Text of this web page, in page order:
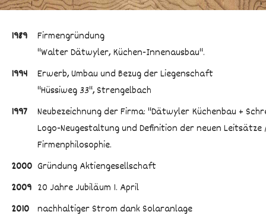
Solaranlage
Tisch & Bank
Terrasse
Gartenhaus
Kinder
1989
Firmengründung
"Walter Dätwyler, Küchen-Innenausbau".
1994
Erwerb, Umbau und Bezug der Liegenschaft
"Hüssiweg 33", Strengelbach
1997
Neubezeichnung der Firma: "Dätwyler Küchenbau +
Logo-Neugestaltung und Definition der neuen Leitsätze
Firmenphilosophie.
2000 Gründung Aktiengesellschaft
2009 20 Jahre Jubiläum 1. April
2010 nachhaltiger Strom dank Solaranlage